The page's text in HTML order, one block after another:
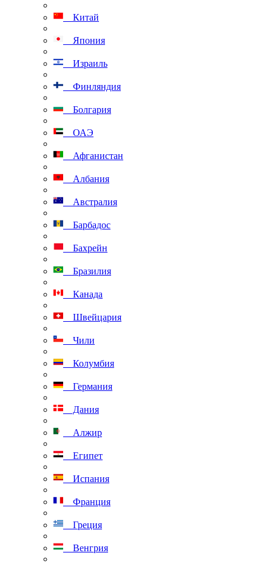
Китай
Япония
Израиль
Финляндия
Болгария
ОАЭ
Афганистан
Албания
Австралия
Барбадос
Бахрейн
Бразилия
Канада
Швейцария
Чили
Колумбия
Германия
Дания
Алжир
Египет
Испания
Франция
Греция
Венгрия